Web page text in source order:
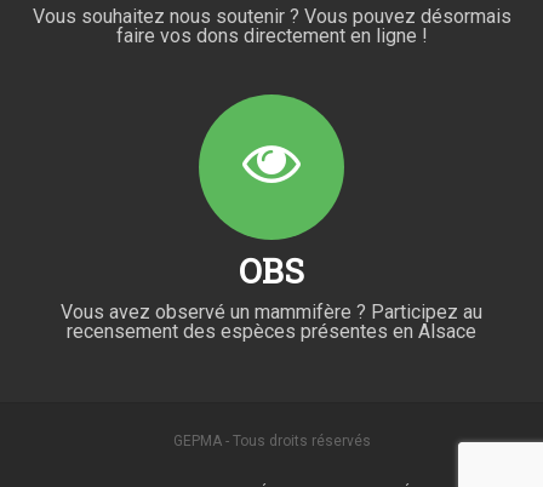
Vous souhaitez nous soutenir ? Vous pouvez désormais
faire vos dons directement en ligne !
OBS
Vous avez observé un mammifère ? Participez au
recensement des espèces présentes en Alsace
GEPMA - Tous droits réservés